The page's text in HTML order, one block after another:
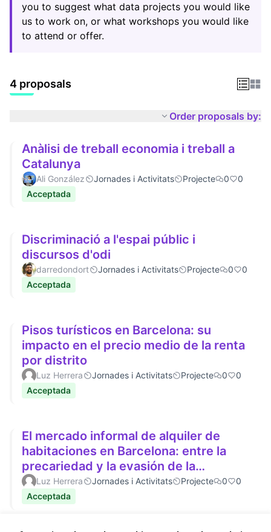
you to suggest what data projects you would like
us to work on, or what workshops you would like
to attend or offer.
4 proposals
Order proposals by:
Anàlisi de treball economia i treball a
Catalunya
Ali González Jornades i Activitats Projecte 0
0
Acceptada
Discriminació a l'espai públic i
discursos d'odi
darredondort Jornades i Activitats Projecte 0
0
Acceptada
Pisos turísticos en Barcelona: su
impacto en el precio medio de la renta
por distrito
Luz Herrera Jornades i Activitats Projecte 0
0
Acceptada
El mercado informal de alquiler de
habitaciones en Barcelona: entre la
precariedad y la evasión de la
regulación de precios
Luz Herrera Jornades i Activitats Projecte 0
0
Acceptada